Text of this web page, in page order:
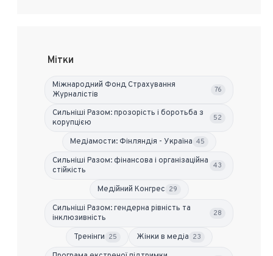
Мітки
Міжнародний Фонд Страхування
Журналістів
76
Сильніші Разом: прозорість і боротьба з
корупцією
52
Медіамости: Фінляндія - Україна 45
Сильніші Разом: фінансова і організаційна
стійкість
43
Медійний Конгрес 29
Сильніші Разом: гендерна рівність та
інклюзивність
28
Тренінги 25 Жінки в медіа 23